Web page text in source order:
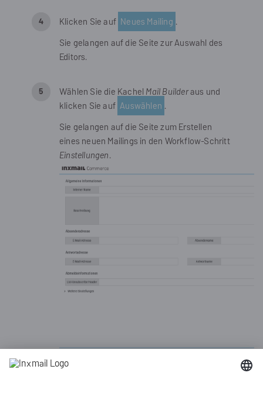
Klicken Sie auf Neues Mailing .
Sie gelangen auf die Seite zur Auswahl des
Editors.
Wählen Sie die Kachel Mail Builderaus und
klicken Sie auf Auswählen .
Sie gelangen auf die Seite zum Erstellen
eines neuen Mailings in den Workflow-Schritt
Einstellungen.